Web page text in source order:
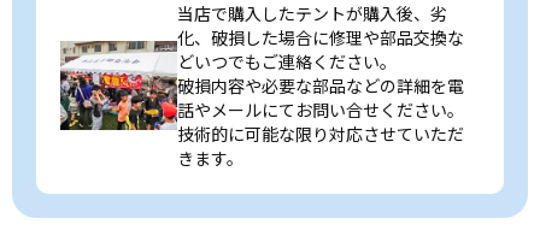
当店で購入したテントが購入後、劣
化、破損した場合に修理や部品交換な
どいつでもご連絡ください。
破損内容や必要な部品などの詳細を電
話やメールにてお問い合せください。
技術的に可能な限り対応させていただ
きます。